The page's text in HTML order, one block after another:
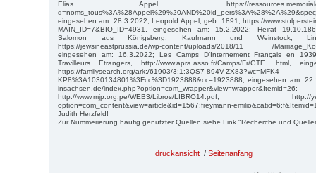
Elias Appel, https://
eingesehen am: 28.3.2022; Leopold Appel, geb. 1891, https://
MAIN_ID=7&BIO_ID=4931, eingesehen am: 15.2.2022; Heirat
Salomon aus Königsberg, Kaufmann und Weinstock,
https://jewsineastprussia.de/wp-content/uploads/2018/11 /
eingesehen am: 16.3.2022; Les Camps D’Internement Français en
Travilleurs Etrangers, http://www.apra.asso.fr/Camps/Fr/GTE. html,
https://familysearch.org/ark:/61903/3:1:3QS7-894V-ZX83?wc=MFK4-
KP8%3A1030134801%3Fcc%3D1923888&cc=1923888, eingesehen am:
insachsen.de/index.php?option=com_wrapper&view=wrapper&Itemid=26;
http://www.mjp.org.pe/WEB3/Libros/LIBRO14.pdf; http://
option=com_content&view=article&id=1567:freymann-
Judith Herzfeld!
Zur Nummerierung häufig genutzter Quellen siehe Link "Recherche und
druckansicht / Seitenanfang